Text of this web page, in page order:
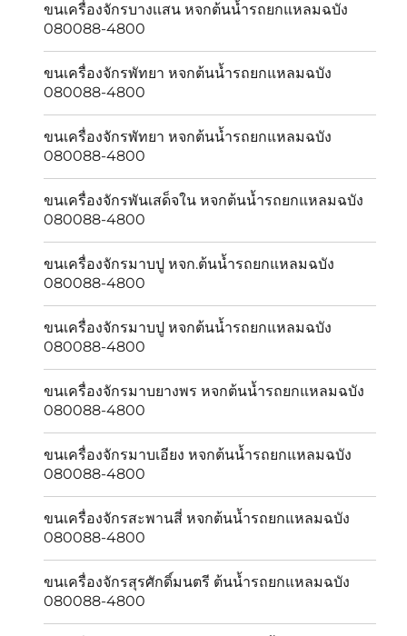
ขนเครื่องจักรบางเเสน หจกต้นน้ำรถยกแหลมฉบัง
080088-4800
ขนเครื่องจักรพัทยา หจกต้นน้ำรถยกแหลมฉบัง
080088-4800
ขนเครื่องจักรพัทยา หจกต้นน้ำรถยกแหลมฉบัง
080088-4800
ขนเครื่องจักรพันเสด็จใน หจกต้นน้ำรถยกแหลมฉบัง
080088-4800
ขนเครื่องจักรมาบปู หจก.ต้นน้ำรถยกแหลมฉบัง
080088-4800
ขนเครื่องจักรมาบปู หจกต้นน้ำรถยกแหลมฉบัง
080088-4800
ขนเครื่องจักรมาบยางพร หจกต้นน้ำรถยกแหลมฉบัง
080088-4800
ขนเครื่องจักรมาบเอียง หจกต้นน้ำรถยกแหลมฉบัง
080088-4800
ขนเครื่องจักรสะพานสี่ หจกต้นน้ำรถยกแหลมฉบัง
080088-4800
ขนเครื่องจักรสุรศักดิ์มนตรี ต้นน้ำรถยกแหลมฉบัง
080088-4800